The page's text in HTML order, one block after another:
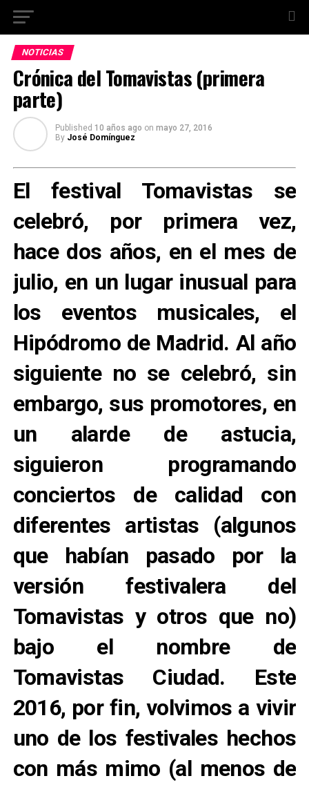
NOTICIAS
Crónica del Tomavistas (primera
parte)
Published 10 años ago on mayo 27, 2016
By José Domínguez
El festival Tomavistas se
celebró, por primera vez,
hace dos años, en el mes de
julio, en un lugar inusual para
los eventos musicales, el
Hipódromo de Madrid. Al año
siguiente no se celebró, sin
embargo, sus promotores, en
un alarde de astucia,
siguieron programando
conciertos de calidad con
diferentes artistas (algunos
que habían pasado por la
versión festivalera del
Tomavistas y otros que no)
bajo el nombre de
Tomavistas Ciudad. Este
2016, por fin, volvimos a vivir
uno de los festivales hechos
con más mimo (al menos de